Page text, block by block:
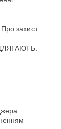
захист